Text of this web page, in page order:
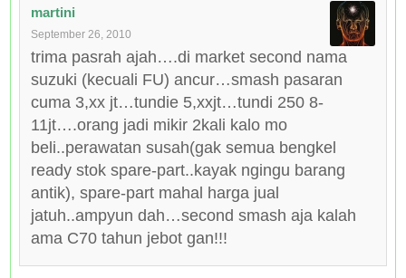
martini
September 26, 2010
trima pasrah ajah….di market second nama
suzuki (kecuali FU) ancur…smash pasaran
cuma 3,xx jt…tundie 5,xxjt…tundi 250 8-
11jt….orang jadi mikir 2kali kalo mo
beli..perawatan susah(gak semua bengkel
ready stok spare-part..kayak ngingu barang
antik), spare-part mahal harga jual
jatuh..ampyun dah…second smash aja kalah
ama C70 tahun jebot gan!!!